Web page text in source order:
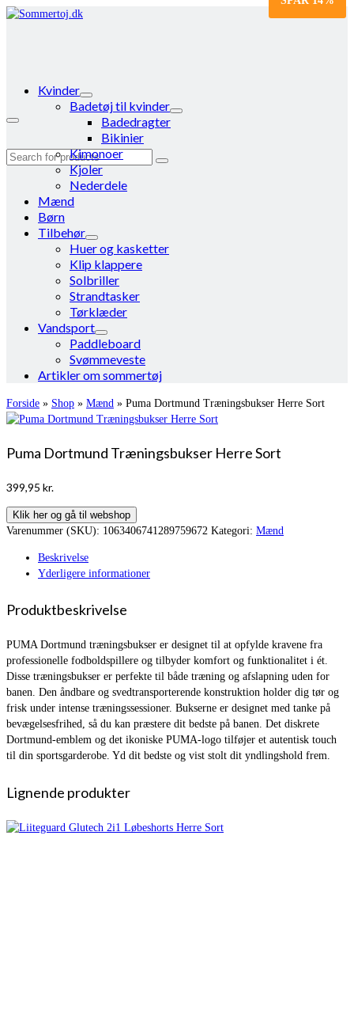
Search
Kvinder
Badetøj til kvinder
Badedragter
Bikinier
Kimonoer
Kjoler
Nederdele
Mænd
Børn
Tilbehør
Huer og kasketter
Klip klappere
Solbriller
Strandtasker
Tørklæder
Vandsport
Paddleboard
Svømmeveste
Artikler om sommertøj
Forside » Shop » Mænd » Puma Dortmund Træningsbukser Herre Sort
Puma Dortmund Træningsbukser Herre Sort
399,95 kr.
Klik her og gå til webshop
Varenummer (SKU): 1063406741289759672 Kategori: Mænd
Beskrivelse
Yderligere informationer
Produktbeskrivelse
PUMA Dortmund træningsbukser er designet til at opfylde kravene fra
professionelle fodboldspillere og tilbyder komfort og funktionalitet i ét.
Disse træningsbukser er perfekte til både træning og afslapning uden for
banen. Den åndbare og svedtransporterende konstruktion holder dig tør og
frisk under intense træningssessioner. Bukserne er designet med tanke på
bevægelsesfrihed, så du kan præstere dit bedste på banen. Det diskrete
Dortmund-emblem og det ikoniske PUMA-logo tilføjer et autentisk touch
til din sportsgarderobe. Yd dit bedste og vist stolt dit yndlingshold frem.
Lignende produkter